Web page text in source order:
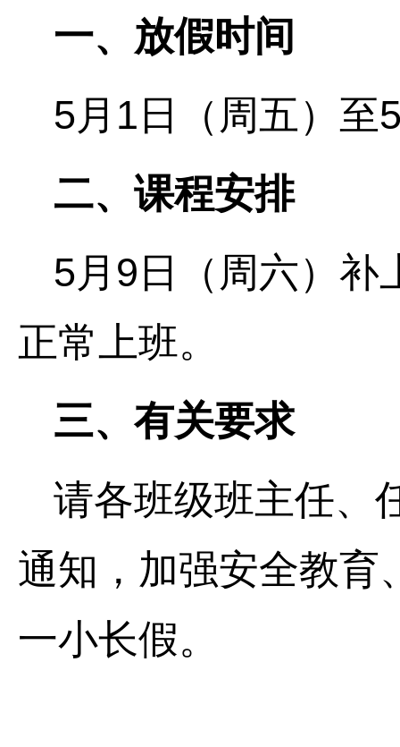
一、放假时间
5月1日（周五）至
二、课程安排
5月9日（周六）补
正常上班。
三、有关要求
请各班级班主任、
通知，加强安全教育
一小长假。